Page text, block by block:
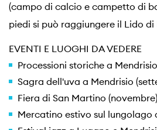
(campo di calcio e campetto di
piedi si può raggiungere il Lido di
EVENTI E LUOGHI DA VEDERE
Processioni storiche a
Sagra dell'uva a Mendrisio
Fiera di San Martino (novembre)
Mercatino estivo sul lungolago